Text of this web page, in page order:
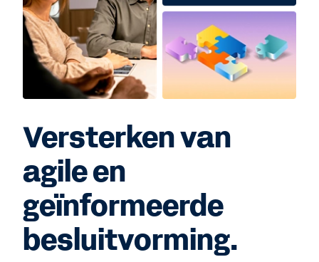
Versterken van
agile en
geïnformeerde
besluitvorming.